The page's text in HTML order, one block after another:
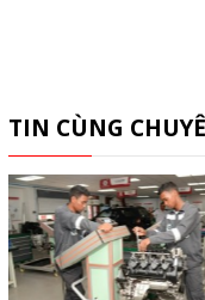
TIN CÙNG